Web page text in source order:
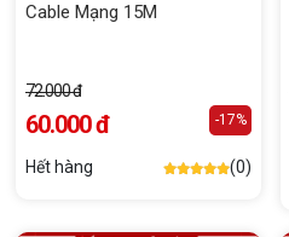
Cable Mạng 15M
72.000 đ
60.000 đ -17%
Hết hàng (0)